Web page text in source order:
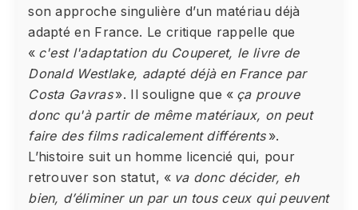
son approche singulière d’un matériau déjà
adapté en France. Le critique rappelle que
« c'est l'adaptation du Couperet, le livre de
Donald Westlake, adapté déjà en France par
Costa Gavras». Il souligne que « ça prouve
donc qu'à partir de même matériaux, on peut
faire des films radicalement différents».
L’histoire suit un homme licencié qui, pour
retrouver son statut, « va donc décider, eh
bien, d’éliminer un par un tous ceux qui peuvent